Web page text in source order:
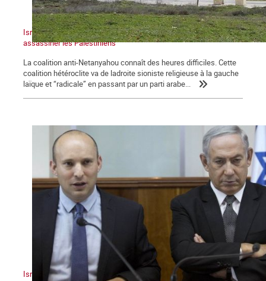
Israël : un gouvernement dans la tempête qui continue à
assassiner les Palestiniens
La coalition anti-Netanyahou connaît des heures difficiles. Cette
coalition hétéroclite va de ladroite sioniste religieuse à la gauche
laïque et “radicale” en passant par un parti arabe...
Israël : un sioniste en chasse un autre !